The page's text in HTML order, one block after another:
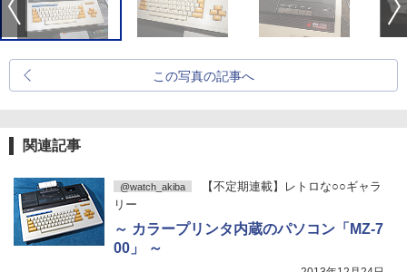
この写真の記事へ
関連記事
@watch_akiba
【不定期連載】レトロな○○ギャラ
リー
～ カラープリンタ内蔵のパソコン「MZ-7
00」 ～